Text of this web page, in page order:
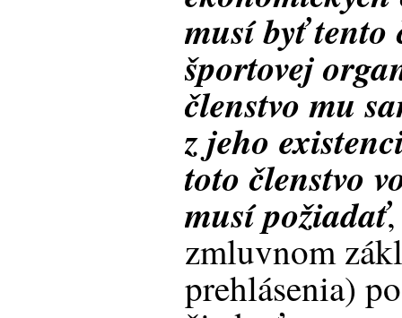
musí byť
športovej
členstvo mu
z jeho
toto členstvo
musí požiadať
zmluvnom
prehlásenia)